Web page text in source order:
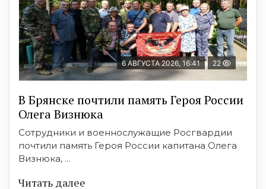
6 АВГУСТА 2026, 16:41 22
В Брянске почтили память Героя России
Олега Визнюка
Сотрудники и военнослужащие Росгвардии
почтили память Героя России капитана Олега
Визнюка, ...
Читать далее